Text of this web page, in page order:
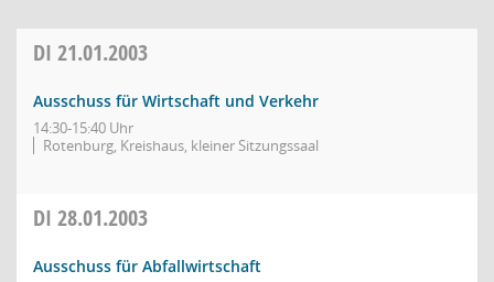
DI 21.01.2003
Ausschuss für Wirtschaft und Verkehr
14:30-15:40 Uhr
Rotenburg, Kreishaus, kleiner Sitzungssaal
DI 28.01.2003
Ausschuss für Abfallwirtschaft